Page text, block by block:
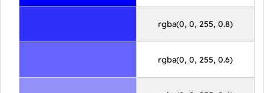
rgba(0, 0, 255, 0.8)
rgba(0, 0, 255, 0.6)